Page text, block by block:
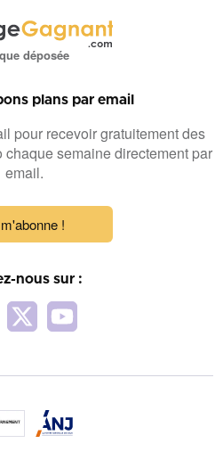
déposée
plans par email
pour recevoir gratuitement des
semaine directement par
email.
!
nous sur :